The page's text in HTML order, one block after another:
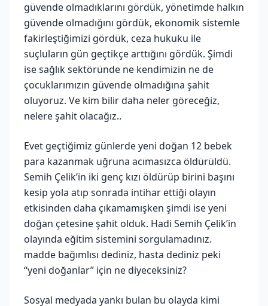
güvende olmadıklarını gördük, yönetimde halkın
güvende olmadığını gördük, ekonomik sistemle
fakirleştiğimizi gördük, ceza hukuku ile
suçluların gün geçtikçe arttığını gördük. Şimdi
ise sağlık sektöründe ne kendimizin ne de
çocuklarımızın güvende olmadığına şahit
oluyoruz. Ve kim bilir daha neler göreceğiz,
nelere şahit olacağız..
Evet geçtiğimiz günlerde yeni doğan 12 bebek
para kazanmak uğruna acımasızca öldürüldü.
Semih Çelik’in iki genç kızı öldürüp birini başını
kesip yola atıp sonrada intihar ettiği olayın
etkisinden daha çıkamamışken şimdi ise yeni
doğan çetesine şahit olduk. Hadi Semih Çelik’in
olayında eğitim sistemini sorgulamadınız.
madde bağımlısı dediniz, hasta dediniz peki
“yeni doğanlar” için ne diyeceksiniz?
Sosyal medyada yankı bulan bu olayda kimi